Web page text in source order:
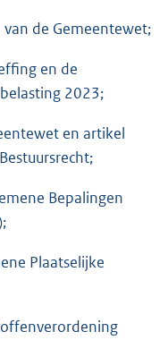
de Gemeentewet;
en de
2023;
en artikel
Bepalingen
Plaatselijke